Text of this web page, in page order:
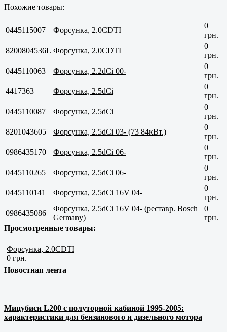
Похожие товары:
0445115007 Форсунка, 2.0CDTI
0
грн.
8200804536L Форсунка, 2.0CDTI
0
грн.
0445110063
Форсунка, 2.2dCi 00-
0
грн.
4417363
Форсунка, 2.5dCi
0
грн.
0445110087
Форсунка, 2.5dCi
0
грн.
8201043605
Форсунка, 2.5dCi 03- (73 84кВт.)
0
грн.
0986435170
Форсунка, 2.5dCi 06-
0
грн.
0445110265
Форсунка, 2.5dCi 06-
0
грн.
0445110141
Форсунка, 2.5dCi 16V 04-
0
грн.
0986435086
Форсунка, 2.5dCi 16V 04- (реставр. Bosch
Germany)
0
грн.
Просмотренные товары:
Форсунка, 2.0CDTI
0 грн.
Новостная лента
Мицубиси L200 с полуторной кабиной 1995-2005:
характеристики для бензинового и дизельного мотора